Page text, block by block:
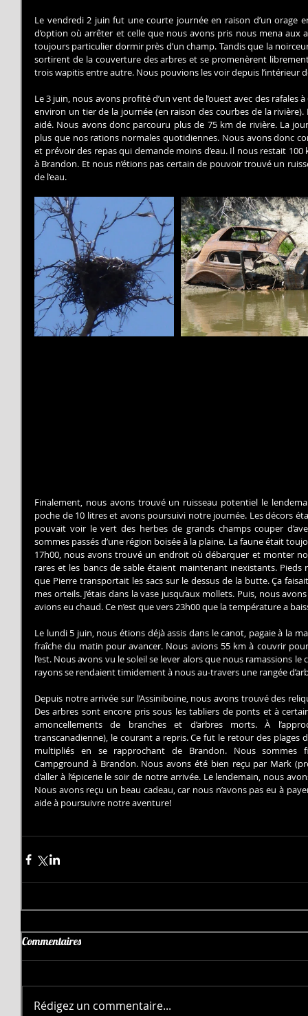
Le vendredi 2 juin fut une courte journée en raison d’un orage
d’option où arrêter et celle que nous avons pris nous mena aux
toujours particulier dormir près d’un champ. Tandis que la
sortirent de la couverture des arbres et se promenèrent
trois wapitis entre autre. Nous pouvions les voir depuis l’intérieur
Le 3 juin, nous avons profité d’un vent de l’ouest avec des rafales
environ un tier de la journée (en raison des courbes de la
aidé. Nous avons donc parcouru plus de 75 km de rivière. La
plus que nos rations normales quotidiennes. Nous avons donc
et prévoir des repas qui demande moins d’eau. Il nous restait
à Brandon. Et nous n’étions pas certain de pouvoir trouvé un
de l’eau.
Finalement, nous avons trouvé un ruisseau potentiel le
poche de 10 litres et avons poursuivi notre journée. Les décors
pouvait voir le vert des herbes de grands champs couper
sommes passés d’une région boisée à la plaine. La faune était
17h00, nous avons trouvé un endroit où débarquer et monter
rares et les bancs de sable étaient maintenant inexistants. Pieds
que Pierre transportait les sacs sur le dessus de la butte. Ça
mes orteils. J’étais dans la vase jusqu’aux mollets. Puis, nous
avions eu chaud. Ce n’est que vers 23h00 que la température a
Le lundi 5 juin, nous étions déjà assis dans le canot, pagaie à la
fraîche du matin pour avancer. Nous avions 55 km à couvrir
l’est. Nous avons vu le soleil se lever alors que nous ramassions
rayons se rendaient timidement à nous au-travers une rangée
Depuis notre arrivée sur l’Assiniboine, nous avons trouvé des
Des arbres sont encore pris sous les tabliers de ponts et à
amoncellements de branches et d’arbres morts. À
transcanadienne), le courant a repris. Ce fut le retour des plages
multipliés en se rapprochant de Brandon. Nous sommes
Campground à Brandon. Nous avons été bien reçu par Mark
d’aller à l’épicerie le soir de notre arrivée. Le lendemain, nous
Nous avons reçu un beau cadeau, car nous n’avons pas eu à
aide à poursuivre notre aventure!
Commentaires
Rédigez un commentaire...